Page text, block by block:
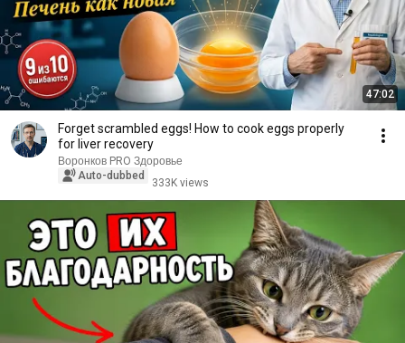
47:02
Forget scrambled eggs! How to cook eggs properly
for liver recovery
Воронков PRO Здоровье
Auto-dubbed
333K views